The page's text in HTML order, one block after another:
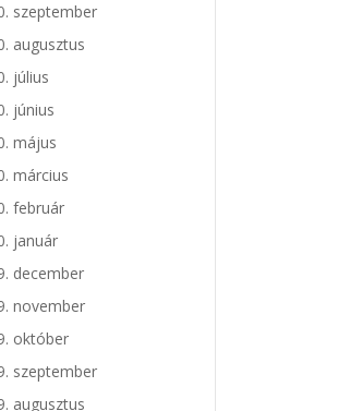
szeptember
augusztus
július
június
május
március
február
január
december
november
október
szeptember
augusztus